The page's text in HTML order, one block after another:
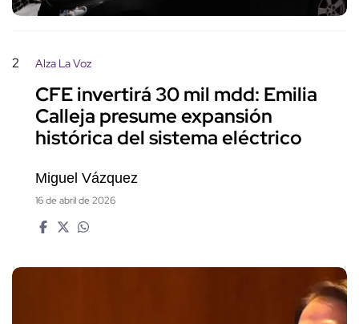
2 Alza La Voz
CFE invertirá 30 mil mdd: Emilia
Calleja presume expansión
histórica del sistema eléctrico
Miguel Vázquez
16 de abril de 2026